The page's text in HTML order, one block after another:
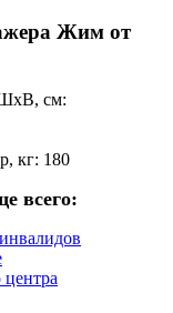
Жим от
см:
кг: 180
всего: